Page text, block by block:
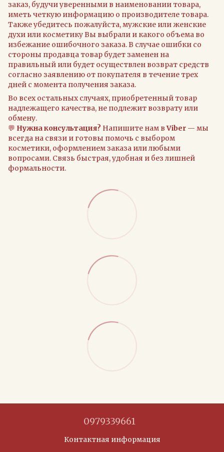
заказ, будучи уверенными в наименовании товара,
иметь четкую информацию о производителе товара.
Также убедитесь пожалуйста, мужские или женские
духи или косметику Вы выбрали и какого объема во
избежание ошибочного заказа. В случае ошибки со
стороны продавца товар будет заменен на
правильный или будет осуществлен возврат средств
согласно заявлению от покупателя в течение трех
дней с момента получения заказа.
Во всех остальных случаях, приобретенный товар
надлежащего качества, не подлежит возврату или
обмену.
💬 Нужна консультация? Напишите нам вViber — мы
всегда на связи и готовы помочь с выбором
косметики, оформлением заказа или любыми
вопросами. Связь быстрая, удобная и без лишней
формальности.
0979339661
Контактная информация